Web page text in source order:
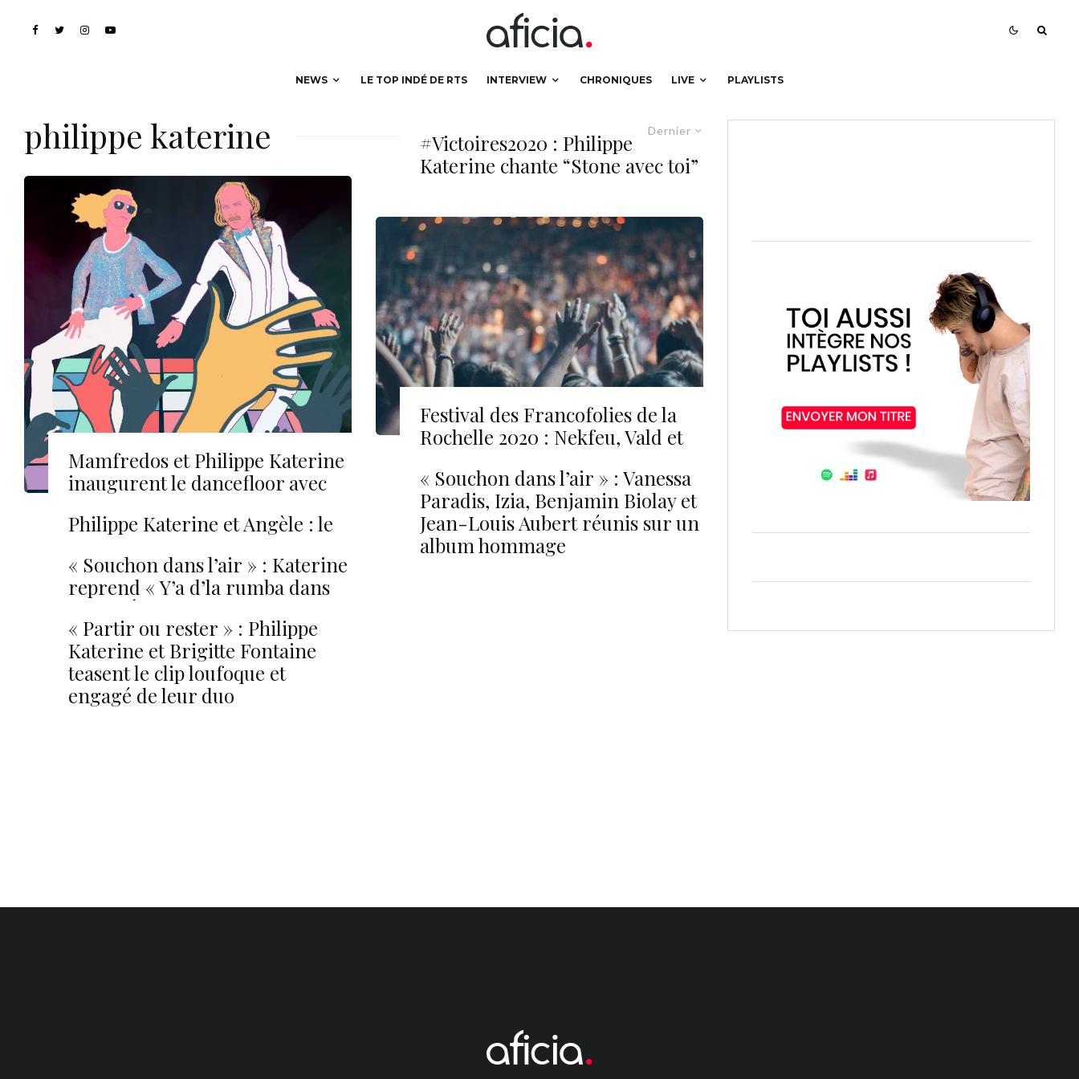
NEWS LE TOP INDÉ DE RTS INTERVIEW CHRONIQUES LIVE PLAYLISTS
Dernier
philippe katerine
Mamfredos et Philippe Katerine
inaugurent le dancefloor avec
Philippe Katerine et Angèle : le
« Souchon dans l’air » : Katerine
reprend « Y’a d’la rumba dans
l’air ». Écoutez !
« Partir ou rester » : Philippe
Katerine et Brigitte Fontaine
teasent le clip loufoque et
engagé de leur duo
#Victoires2020 : Philippe
Katerine chante “Stone avec toi”
Festival des Francofolies de la
Rochelle 2020 : Nekfeu, Vald et
« Souchon dans l’air » : Vanessa
Paradis, Izia, Benjamin Biolay et
Jean-Louis Aubert réunis sur un
album hommage